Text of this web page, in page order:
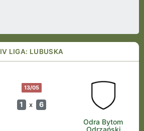
IV LIGA: LUBUSKA
13/05
1 x 6
Odra Bytom
Odrzański